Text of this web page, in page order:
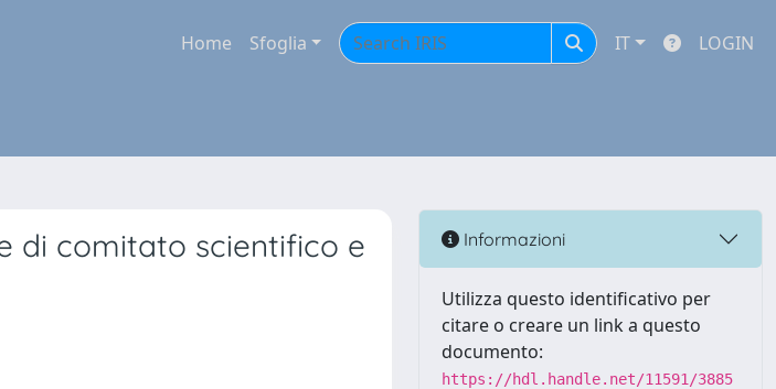
Home Sfoglia IT LOGIN
di comitato scientifico e
Informazioni
Utilizza questo identificativo per
citare o creare un link a questo
documento:
https://hdl.handle.net/11591/3885